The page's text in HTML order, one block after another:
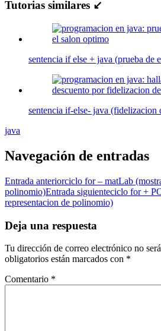
Tutorias similares ↙
sentencia if else + java (prueba de
sentencia if-else- java (fidelizacion
java
Navegación de entradas
Entrada anteriorciclo for – matLab
polinomio)Entrada siguienteciclo for +
representacion de polinomio)
Deja una respuesta
Tu dirección de correo electrónico no
obligatorios están marcados con *
Comentario *